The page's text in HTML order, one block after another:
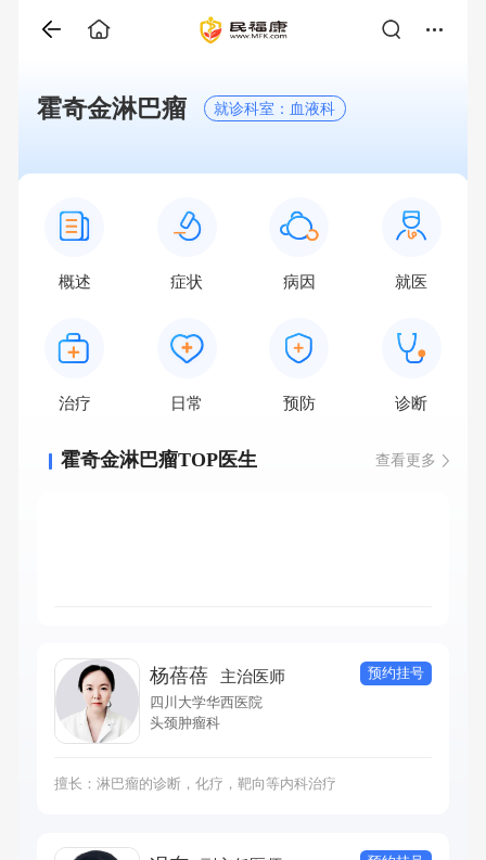
霍奇金淋巴瘤 就诊科室：血液科
概述 症状 病因 就医
治疗 日常 预防 诊断
霍奇金淋巴瘤TOP医生 查看更多
杨蓓蓓 主治医师
四川大学华西医院
头颈肿瘤科
预约挂号
擅长：淋巴瘤的诊断，化疗，靶向等内科治疗